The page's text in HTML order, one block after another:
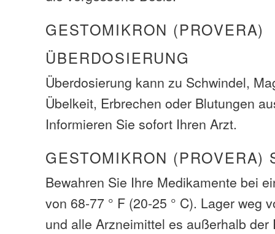
GESTOMIKRON (PROVERA)
ÜBERDOSIERUNG
Überdosierung kann zu Schwindel,
Übelkeit, Erbrechen oder Blutungen
Informieren Sie sofort Ihren Arzt.
GESTOMIKRON (PROVERA)
Bewahren Sie Ihre Medikamente bei
von 68-77 ° F (20-25 ° C). Lager weg
und alle Arzneimittel es außerhalb der